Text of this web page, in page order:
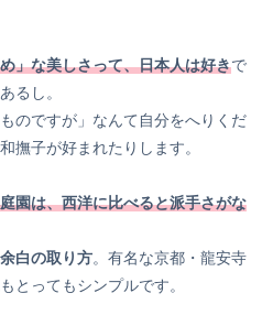
」な美しさって、日本人は好きで
るし。
のですが」なんて自分をへりくだ
撫子が好まれたりします。
園は、西洋に比べると派手さがな
白の取り方。有名な京都・龍安寺
とってもシンプルです。